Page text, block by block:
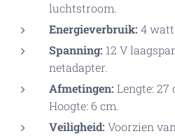
luchtstroom.
Energieverbruik: 4
Spanning: 12 V
netadapter.
Afmetingen: Lengte: 27
Hoogte: 6 cm.
Veiligheid: Voorzien